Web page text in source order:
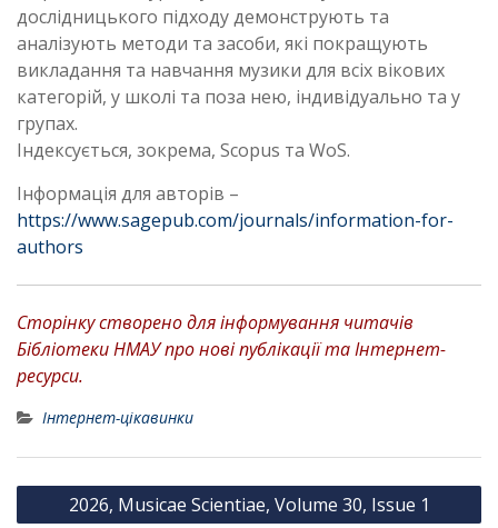
дослідницького підходу демонструють та
аналізують методи та засоби, які покращують
викладання та навчання музики для всіх вікових
категорій, у школі та поза нею, індивідуально та у
групах.
Індексується, зокрема, Scopus та WoS.
Інформація для авторів –
https://www.sagepub.com/journals/information-for-
authors
Сторінку створено для інформування читачів
Бібліотеки НМАУ про нові публікації та Інтернет-
ресурси.
Інтернет-цікавинки
Н
2026, Musicae Scientiae, Volume 30, Issue 1